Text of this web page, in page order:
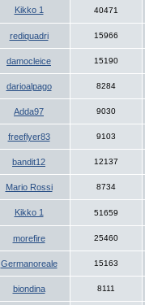
Kikko 1 40471
rediquadri 15966
damocleice 15190
darioalpago 8284
Adda97 9030
freeflyer83 9103
bandit12 12137
Mario Rossi 8734
Kikko 1 51659
morefire 25460
Germanoreale 15163
biondina 8111